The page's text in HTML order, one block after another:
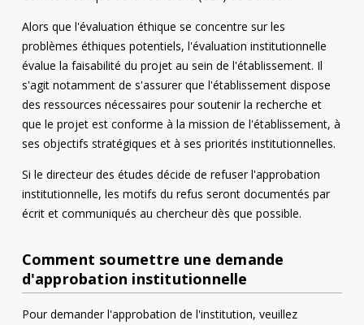
Alors que l'évaluation éthique se concentre sur les
problèmes éthiques potentiels, l'évaluation institutionnelle
évalue la faisabilité du projet au sein de l'établissement. Il
s'agit notamment de s'assurer que l'établissement dispose
des ressources nécessaires pour soutenir la recherche et
que le projet est conforme à la mission de l'établissement, à
ses objectifs stratégiques et à ses priorités institutionnelles.
Si le directeur des études décide de refuser l'approbation
institutionnelle, les motifs du refus seront documentés par
écrit et communiqués au chercheur dès que possible.
Comment soumettre une demande
d'approbation institutionnelle
Pour demander l'approbation de l'institution, veuillez